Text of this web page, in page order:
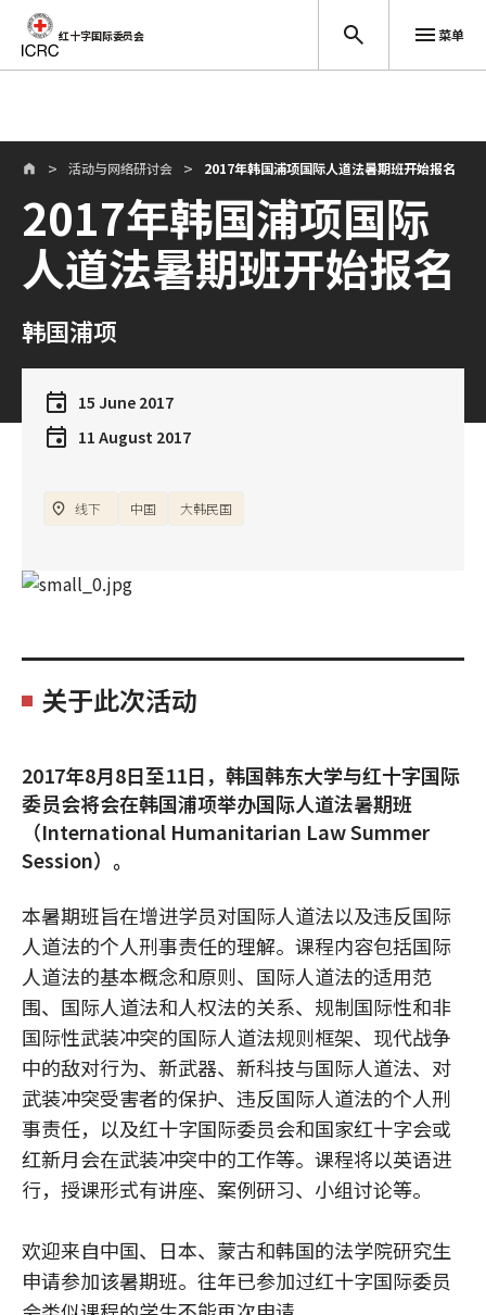
跳至主要内容
红十字国际委员会 菜单
活动与网络研讨会 2017年韩国浦项国际人道法暑期班开始报名
2017年韩国浦项国际
人道法暑期班开始报名
韩国浦项
15 June 2017
11 August 2017
线下 中国 大韩民国
关于此次活动
2017年8月8日至11日，韩国韩东大学与红十字国际
委员会将会在韩国浦项举办国际人道法暑期班
（International Humanitarian Law Summer
Session）。
本暑期班旨在增进学员对国际人道法以及违反国际
人道法的个人刑事责任的理解。课程内容包括国际
人道法的基本概念和原则、国际人道法的适用范
围、国际人道法和人权法的关系、规制国际性和非
国际性武装冲突的国际人道法规则框架、现代战争
中的敌对行为、新武器、新科技与国际人道法、对
武装冲突受害者的保护、违反国际人道法的个人刑
事责任，以及红十字国际委员会和国家红十字会或
红新月会在武装冲突中的工作等。课程将以英语进
行，授课形式有讲座、案例研习、小组讨论等。
欢迎来自中国、日本、蒙古和韩国的法学院研究生
申请参加该暑期班。往年已参加过红十字国际委员